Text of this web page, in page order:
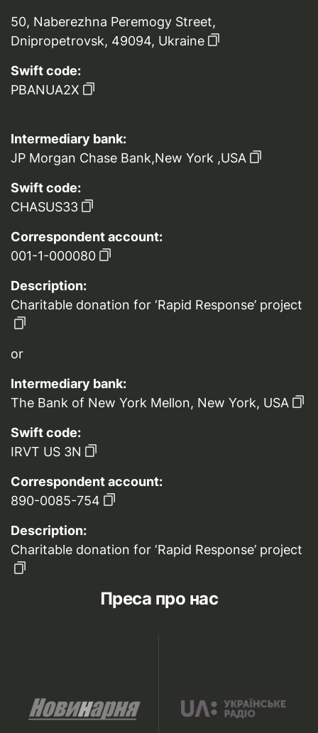
50, Naberezhna Peremogy Street,
Dnipropetrovsk, 49094, Ukraine
Swift code:
PBANUA2X
Intermediary bank:
JP Morgan Chase Bank,New York ,USA
Swift code:
CHASUS33
Correspondent account:
001-1-000080
Description:
Charitable donation for ‘Rapid Response’ project
or
Intermediary bank:
The Bank of New York Mellon, New York, USA
Swift code:
IRVT US 3N
Correspondent account:
890-0085-754
Description:
Charitable donation for ‘Rapid Response’ project
Преса про нас